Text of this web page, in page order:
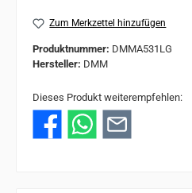
Zum Merkzettel hinzufügen
Produktnummer: DMMA531LG
Hersteller: DMM
Dieses Produkt weiterempfehlen: